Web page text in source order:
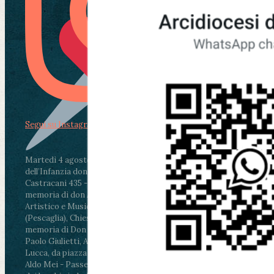
Martedì 4 agosto2026
ore 11:30 - Lucca, Scuola
dell’Infanzia don Aldo Mei - Viale Castruccio
Castracani 435 - Inaugurazione murales in
memoria di don Aldo Mei curato dal Liceo
Artistico e Musicale “Passaglia”
ore 18 - Fiano
(Pescaglia), Chiesa parrocchiale - Messa in
memoria di Don Aldo Mei celebrata da mons.
Paolo Giulietti, Arcivescovo di Lucca
ore 20.30 -
Lucca, da piazza San Michele al Cippo di don
Aldo Mei - Passeggiata della Memoria in alcuni
Segui su Instagram